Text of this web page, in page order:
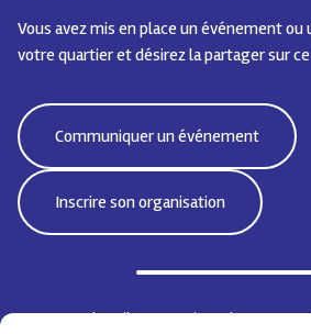
Vous avez mis en place un événement ou
votre quartier et désirez la partager sur
Communiquer un événement
Inscrire son organisation
Bd Emile Jacqmain 95 | 1000